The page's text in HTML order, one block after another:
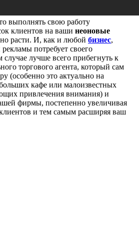
выполнять свою работу
клиентов на ваши неоновые
расти. И, как и любой бизнес,
потребует своего
лучше всего прибегнуть к
торгового агента, который сам
(особенно это актуально на
кафе или малоизвестных
привлечения внимания) и
фирмы, постепенно увеличивая
и тем самым расширяя ваш